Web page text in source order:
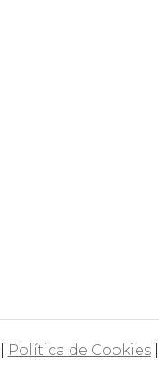
Política de Cookies|